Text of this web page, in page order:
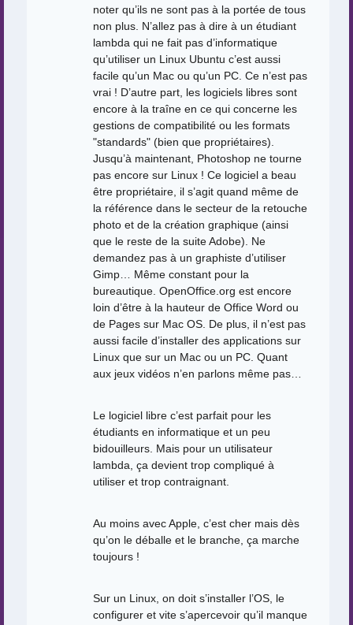
noter qu’ils ne sont pas à la portée de tous
non plus. N’allez pas à dire à un étudiant
lambda qui ne fait pas d’informatique
qu’utiliser un Linux Ubuntu c’est aussi
facile qu’un Mac ou qu’un PC. Ce n’est pas
vrai ! D’autre part, les logiciels libres sont
encore à la traîne en ce qui concerne les
gestions de compatibilité ou les formats
"standards" (bien que propriétaires).
Jusqu’à maintenant, Photoshop ne tourne
pas encore sur Linux ! Ce logiciel a beau
être propriétaire, il s’agit quand même de
la référence dans le secteur de la retouche
photo et de la création graphique (ainsi
que le reste de la suite Adobe). Ne
demandez pas à un graphiste d’utiliser
Gimp… Même constant pour la
bureautique. OpenOffice.org est encore
loin d’être à la hauteur de Office Word ou
de Pages sur Mac OS. De plus, il n’est pas
aussi facile d’installer des applications sur
Linux que sur un Mac ou un PC. Quant
aux jeux vidéos n’en parlons même pas…
Le logiciel libre c’est parfait pour les
étudiants en informatique et un peu
bidouilleurs. Mais pour un utilisateur
lambda, ça devient trop compliqué à
utiliser et trop contraignant.
Au moins avec Apple, c’est cher mais dès
qu’on le déballe et le branche, ça marche
toujours !
Sur un Linux, on doit s’installer l’OS, le
configurer et vite s’apercevoir qu’il manque